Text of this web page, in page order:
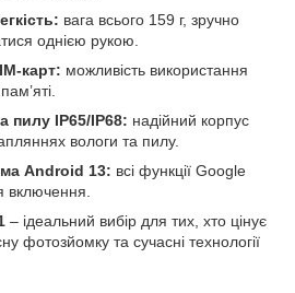
вага всього 159 г, зручно
однією рукою.
карт: можливість використання
пилу IP65/IP68: надійний корпус
вологи та пилу.
Android 13: всі функції Google
включення.
– ідеальний вибір для тих, хто цінує
фотозйомку та сучасні технології